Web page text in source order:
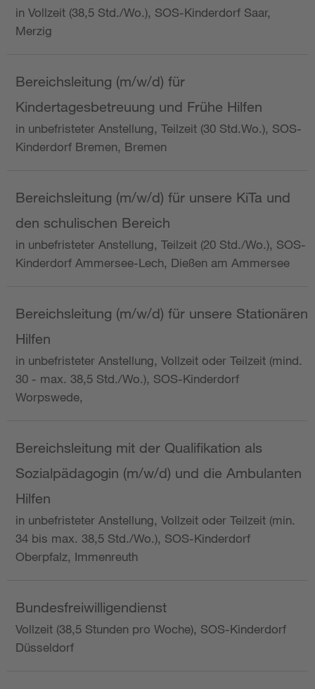
in Vollzeit (38,5 Std./Wo.), SOS-Kinderdorf Saar,
Merzig
Bereichsleitung (m/w/d) für
Kindertagesbetreuung und Frühe Hilfen
in unbefristeter Anstellung, Teilzeit (30 Std.Wo.), SOS-
Kinderdorf Bremen, Bremen
Bereichsleitung (m/w/d) für unsere KiTa und
den schulischen Bereich
in unbefristeter Anstellung, Teilzeit (20 Std./Wo.), SOS-
Kinderdorf Ammersee-Lech, Dießen am Ammersee
Bereichsleitung (m/w/d) für unsere Stationären
Hilfen
in unbefristeter Anstellung, Vollzeit oder Teilzeit (mind.
30 - max. 38,5 Std./Wo.), SOS-Kinderdorf
Worpswede,
Bereichsleitung mit der Qualifikation als
Sozialpädagogin (m/w/d) und die Ambulanten
Hilfen
in unbefristeter Anstellung, Vollzeit oder Teilzeit (min.
34 bis max. 38,5 Std./Wo.), SOS-Kinderdorf
Oberpfalz, Immenreuth
Bundesfreiwilligendienst
Vollzeit (38,5 Stunden pro Woche), SOS-Kinderdorf
Düsseldorf